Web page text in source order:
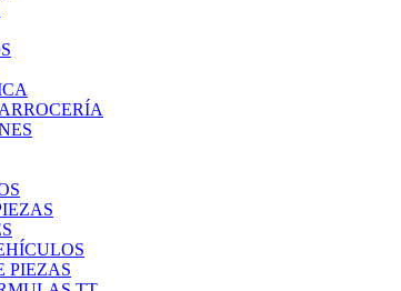
PIEZAS